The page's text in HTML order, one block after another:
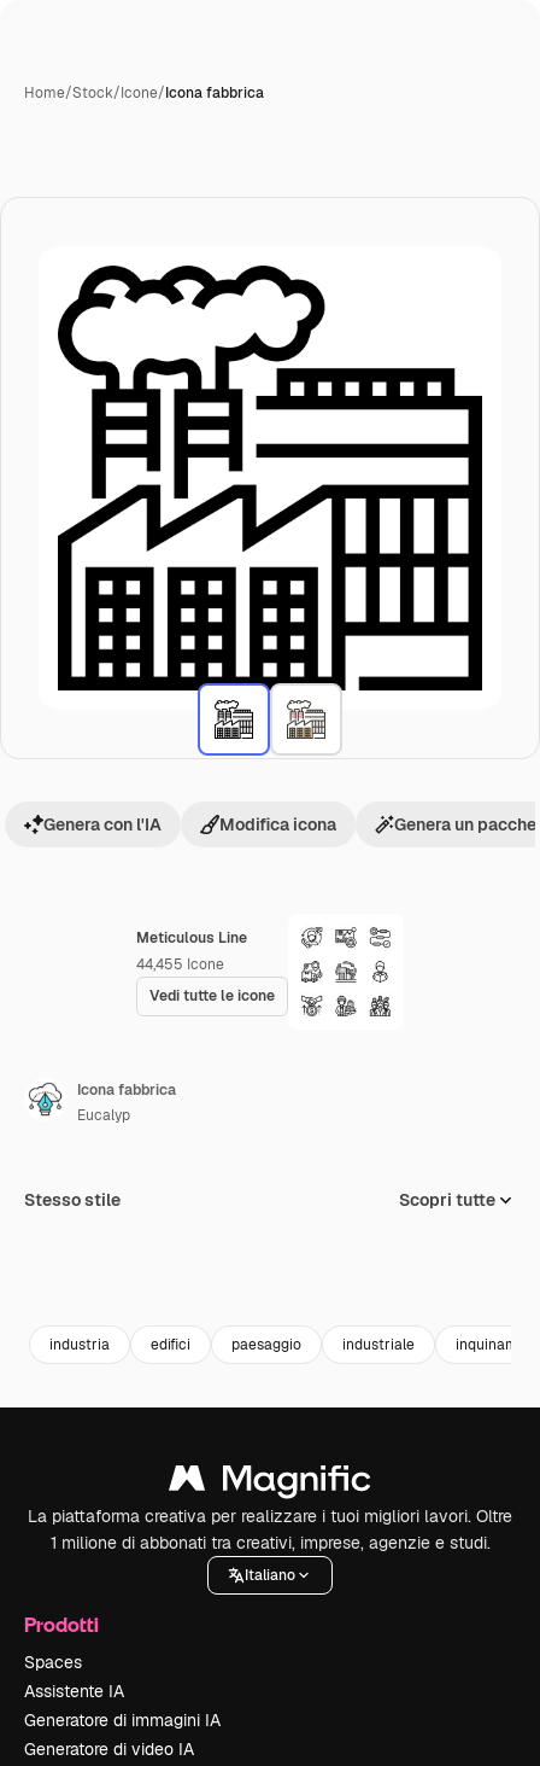
Home/Stock/Icone/Icona fabbrica
Meticulous Line
44,455 Icone
Vedi tutte le icone
Genera con l'IA Modifica icona Genera un
Icona fabbrica
Eucalyp
Stesso stile Scopri tutte
industria edifici paesaggio industriale
La piattaforma creativa per realizzare i tuoi migliori lavori. Oltre
1 milione di abbonati tra creativi, imprese, agenzie e studi.
Italiano
Prodotti
Spaces
Assistente IA
Generatore di immagini IA
Generatore di video IA